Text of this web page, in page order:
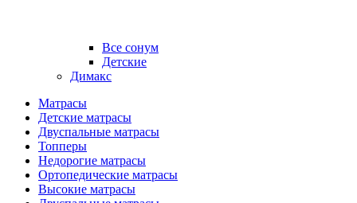
Все сонум
Детские
Димакс
Матрасы
Детские матрасы
Двуспальные матрасы
Топперы
Недорогие матрасы
Ортопедические матрасы
Высокие матрасы